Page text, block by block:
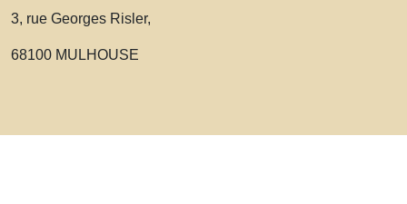
3, rue Georges Risler,
68100 MULHOUSE